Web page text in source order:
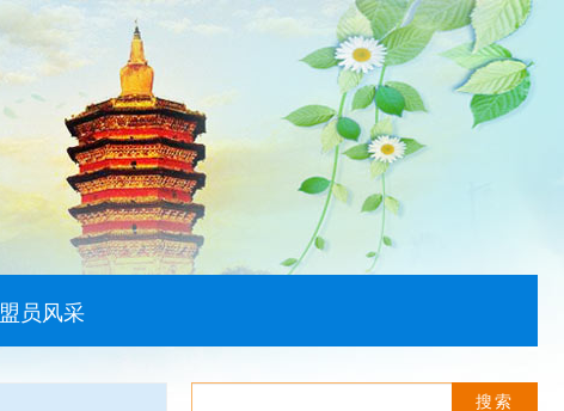
盟员风采